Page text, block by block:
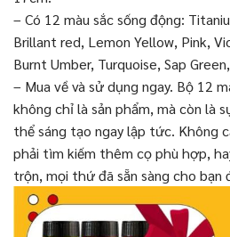
– Có 12 màu sắc sống động:
Brillant red, Lemon Yellow, Pink,
Burnt Umber, Turquoise, Sap
– Mua về và sử dụng ngay. Bộ 12
không chỉ là sản phẩm, mà còn là
thể sáng tạo ngay lập tức. Không
phải tìm kiếm thêm cọ phù hợp,
trộn, mọi thứ đã sẵn sàng cho bạn